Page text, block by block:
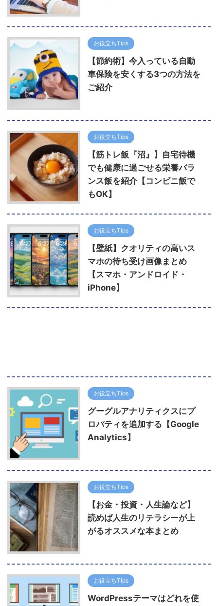
お役立ちTips
【節約術】今入っている自動
車保険を安くする3つの方法を
ご紹介
お役立ちTips
【筋トレ飯『沼』】自宅待機
でも健康に過ごせる栄養バラ
ンス飯を紹介【コンビニ飯で
もOK】
お役立ちTips
【壁紙】クオリティの高いス
マホの待ち受け画像まとめ
【スマホ・アンドロイド・
iPhone】
お役立ちTips
グーグルアナリティクスにプ
ロパティを追加する【Google
Analytics】
お役立ちTips
【お金・投資・人生論など】
読めば人生のリテラシーが上
がるオススメな本まとめ
お役立ちTips
WordPressテーマはどれを使